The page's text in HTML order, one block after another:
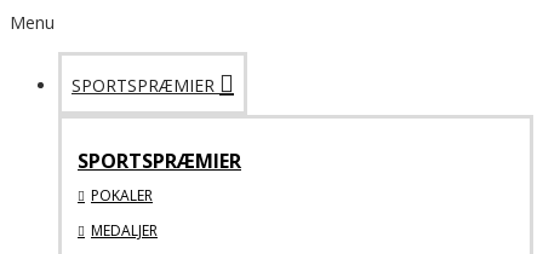
Menu
SPORTSPRÆMIER
SPORTSPRÆMIER
POKALER
MEDALJER